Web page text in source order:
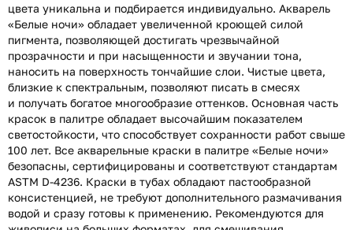
цвета уникальна и подбирается индивидуально. Акварель
«Белые ночи» обладает увеличенной кроющей силой
пигмента, позволяющей достигать чрезвычайной
прозрачности и при насыщенности и звучании тона,
наносить на поверхность тончайшие слои. Чистые цвета,
близкие к спектральным, позволяют писать в смесях
и получать богатое многообразие оттенков. Основная часть
красок в палитре обладает высочайшим показателем
светостойкости, что способствует сохранности работ свыше
100 лет. Все акварельные краски в палитре «Белые ночи»
безопасны, сертифицированы и соответствуют стандартам
ASTM D-4236. Краски в тубах обладают пастообразной
консистенцией, не требуют дополнительного размачивания
водой и сразу готовы к применению. Рекомендуются для